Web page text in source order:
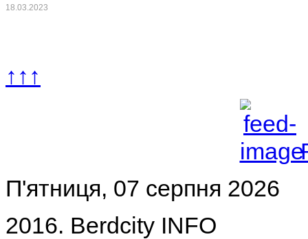
18.03.2023
↑↑↑
П'ятниця, 07 серпня 2026
2016. Berdcity INFO